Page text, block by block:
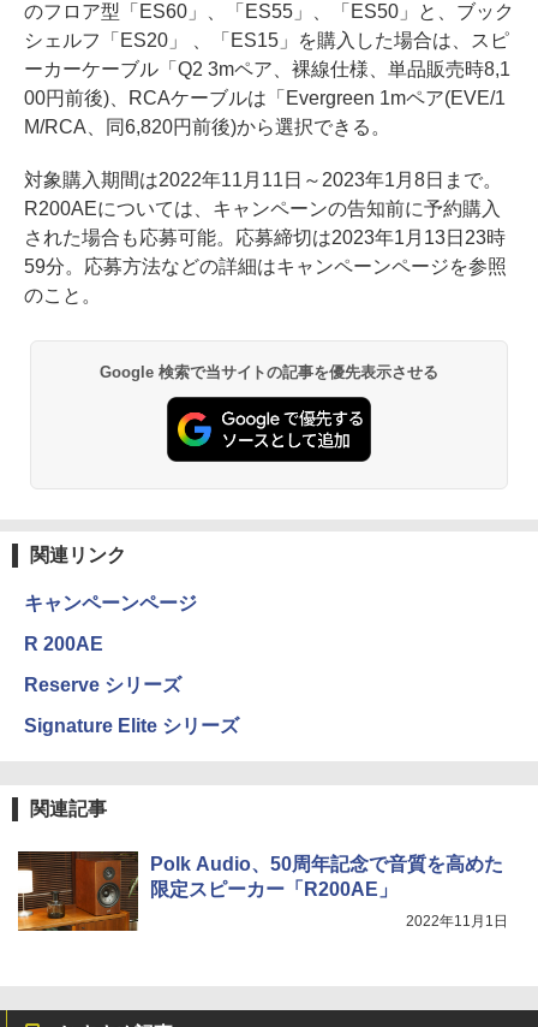
のフロア型「ES60」、「ES55」、「ES50」と、ブック
シェルフ「ES20」 、「ES15」を購入した場合は、スピ
ーカーケーブル「Q2 3mペア、裸線仕様、単品販売時8,1
00円前後)、RCAケーブルは「Evergreen 1mペア(EVE/1
M/RCA、同6,820円前後)から選択できる。
対象購入期間は2022年11月11日～2023年1月8日まで。
R200AEについては、キャンペーンの告知前に予約購入
された場合も応募可能。応募締切は2023年1月13日23時
59分。応募方法などの詳細はキャンペーンページを参照
のこと。
Google 検索で当サイトの記事を優先表示させる
関連リンク
キャンペーンページ
R 200AE
Reserve シリーズ
Signature Elite シリーズ
関連記事
Polk Audio、50周年記念で音質を高めた
限定スピーカー「R200AE」
2022年11月1日